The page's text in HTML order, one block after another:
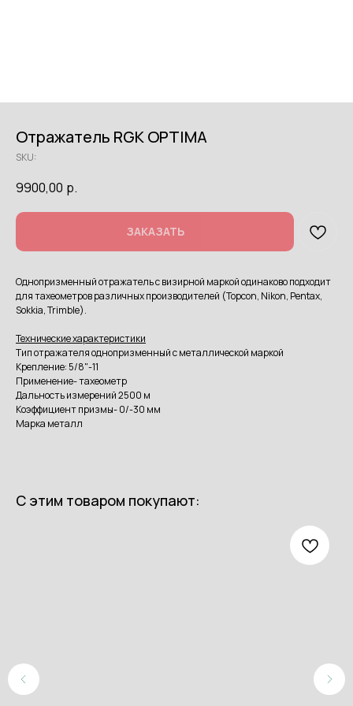
Отражатель RGK OPTIMA
SKU:
9900,00 р.
ЗАКАЗАТЬ
Однопризменный отражатель с визирной маркой одинаково подходит
для тахеометров различных производителей (Topcon, Nikon, Pentax,
Sokkia, Trimble).
Технические характеристики
Тип отражателя однопризменный с металлической маркой
Крепление: 5/8"-11
Применение- тахеометр
Дальность измерений 2500 м
Коэффициент призмы- 0/-30 мм
Марка металл
С этим товаром покупают: